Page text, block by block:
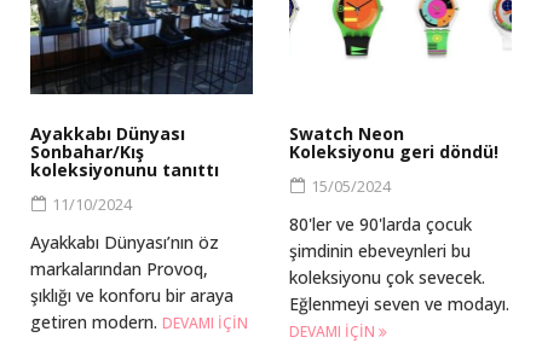
Ayakkabı Dünyası
Sonbahar/Kış
koleksiyonunu tanıttı
11/10/2024
Ayakkabı Dünyası’nın öz
markalarından Provoq,
şıklığı ve konforu bir araya
getiren modern. DEVAMI IÇIN
Swatch Neon
Koleksiyonu geri döndü!
15/05/2024
80'ler ve 90'larda çocuk
şimdinin ebeveynleri bu
koleksiyonu çok sevecek.
Eğlenmeyi seven ve modayı.
DEVAMI IÇIN